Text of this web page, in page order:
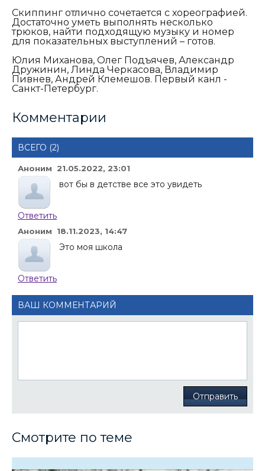
Скиппинг отлично сочетается с хореографией.
Достаточно уметь выполнять несколько
трюков, найти подходящую музыку и номер
для показательных выступлений – готов.
Юлия Миханова, Олег Подъячев, Александр
Дружинин, Линда Черкасова, Владимир
Пивнев, Андрей Клемешов. Первый канл -
Санкт-Петербург.
Комментарии
ВСЕГО (2)
Аноним 21.05.2022, 23:01
вот бы в детстве все это увидеть
Ответить
Аноним 18.11.2023, 14:47
Это моя школа
Ответить
ВАШ КОММЕНТАРИЙ
Отправить
Смотрите по теме